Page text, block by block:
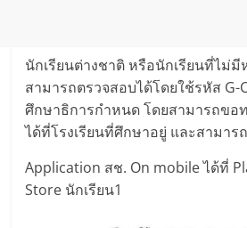
นักเรียนต่างชาติ หรือนักเรียนที่ไม่
สามารถตรวจสอบได้โดยใช้รหัส G-
ศึกษาธิการกำหนด โดยสามารถขอ
ได้ที่โรงเรียนที่ศึกษาอยู่ และสามาร
Application สช. On mobile ได้ที่
Store นักเรียน1